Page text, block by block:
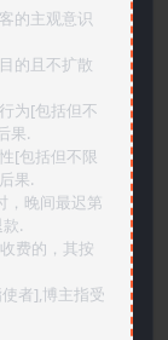
的主观意识
的且不扩散
为[包括但不
果.
[包括但不限
果.
，晚间最迟第
.
费的，其按
者],博主指受